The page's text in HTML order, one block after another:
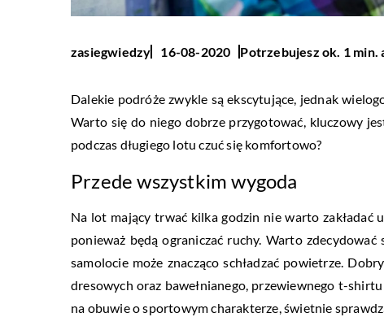
zasiegwiedzy 16-08-2020 Potrzebujesz ok. 1
Dalekie podróże zwykle są ekscytujące, jednak
Warto się do niego dobrze przygotować, kluczowy
podczas długiego lotu czuć się komfortowo?
Przede wszystkim wygoda
Na lot mający trwać kilka godzin nie warto zakładać
ponieważ będą ograniczać ruchy. Warto
samolocie może znacząco schładzać powietrze.
dresowych oraz bawełnianego, przewiewnego t-
na obuwie o sportowym charakterze, świetnie